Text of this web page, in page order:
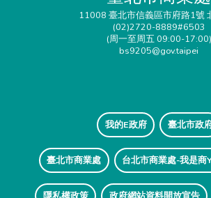
11008 臺北市信義區市府路1號
(02)2720-8889#6503
(周一至周五 09:00-17:00)
bs9205@gov.taipei
我的E政府 臺北市政
臺北市商業處 台北市商業處-我是商